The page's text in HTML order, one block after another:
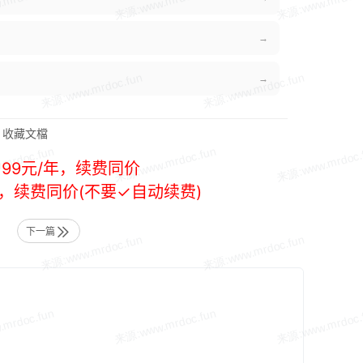
→
→
收藏文檔
元/年，续费同价
续费同价(不要✓自动续费)
下一篇